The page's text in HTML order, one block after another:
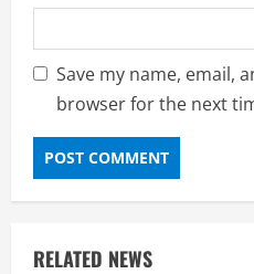
Save my name, email,
browser for the next
RELATED NEWS